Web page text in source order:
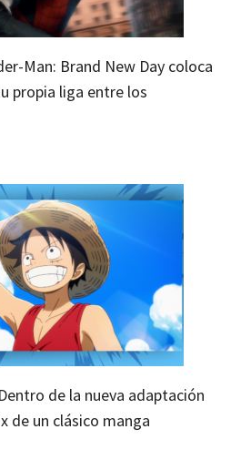
Man: Brand New Day coloca
propia liga entre los
de la nueva adaptación
de un clásico manga